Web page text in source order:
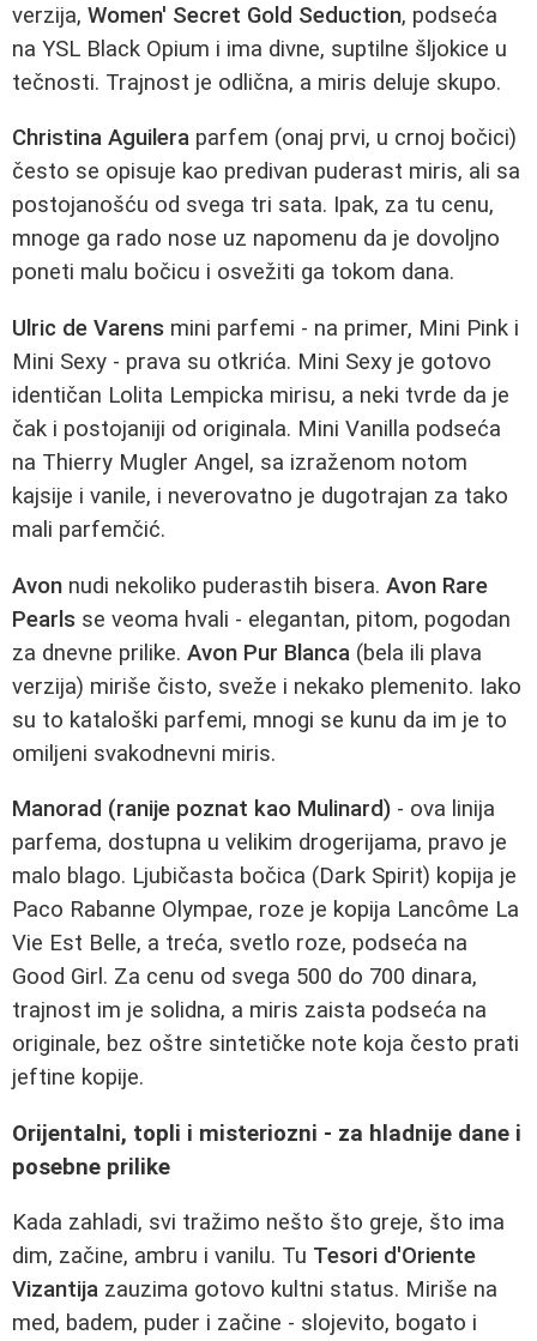
verzija, Women' Secret Gold Seduction, podseća
na YSL Black Opium i ima divne, suptilne šljokice u
tečnosti. Trajnost je odlična, a miris deluje skupo.
Christina Aguilera parfem (onaj prvi, u crnoj bočici)
često se opisuje kao predivan puderast miris, ali sa
postojanošću od svega tri sata. Ipak, za tu cenu,
mnoge ga rado nose uz napomenu da je dovoljno
poneti malu bočicu i osvežiti ga tokom dana.
Ulric de Varens mini parfemi - na primer, Mini Pink i
Mini Sexy - prava su otkrića. Mini Sexy je gotovo
identičan Lolita Lempicka mirisu, a neki tvrde da je
čak i postojaniji od originala. Mini Vanilla podseća
na Thierry Mugler Angel, sa izraženom notom
kajsije i vanile, i neverovatno je dugotrajan za tako
mali parfemčić.
Avon nudi nekoliko puderastih bisera. Avon Rare
Pearls se veoma hvali - elegantan, pitom, pogodan
za dnevne prilike. Avon Pur Blanca (bela ili plava
verzija) miriše čisto, sveže i nekako plemenito. Iako
su to kataloški parfemi, mnogi se kunu da im je to
omiljeni svakodnevni miris.
Manorad (ranije poznat kao Mulinard) - ova linija
parfema, dostupna u velikim drogerijama, pravo je
malo blago. Ljubičasta bočica (Dark Spirit) kopija je
Paco Rabanne Olympae, roze je kopija Lancôme La
Vie Est Belle, a treća, svetlo roze, podseća na
Good Girl. Za cenu od svega 500 do 700 dinara,
trajnost im je solidna, a miris zaista podseća na
originale, bez oštre sintetičke note koja često prati
jeftine kopije.
Orijentalni, topli i misteriozni - za hladnije dane i
posebne prilike
Kada zahladi, svi tražimo nešto što greje, što ima
dim, začine, ambru i vanilu. Tu Tesori d'Oriente
Vizantija zauzima gotovo kultni status. Miriše na
med, badem, puder i začine - slojevito, bogato i